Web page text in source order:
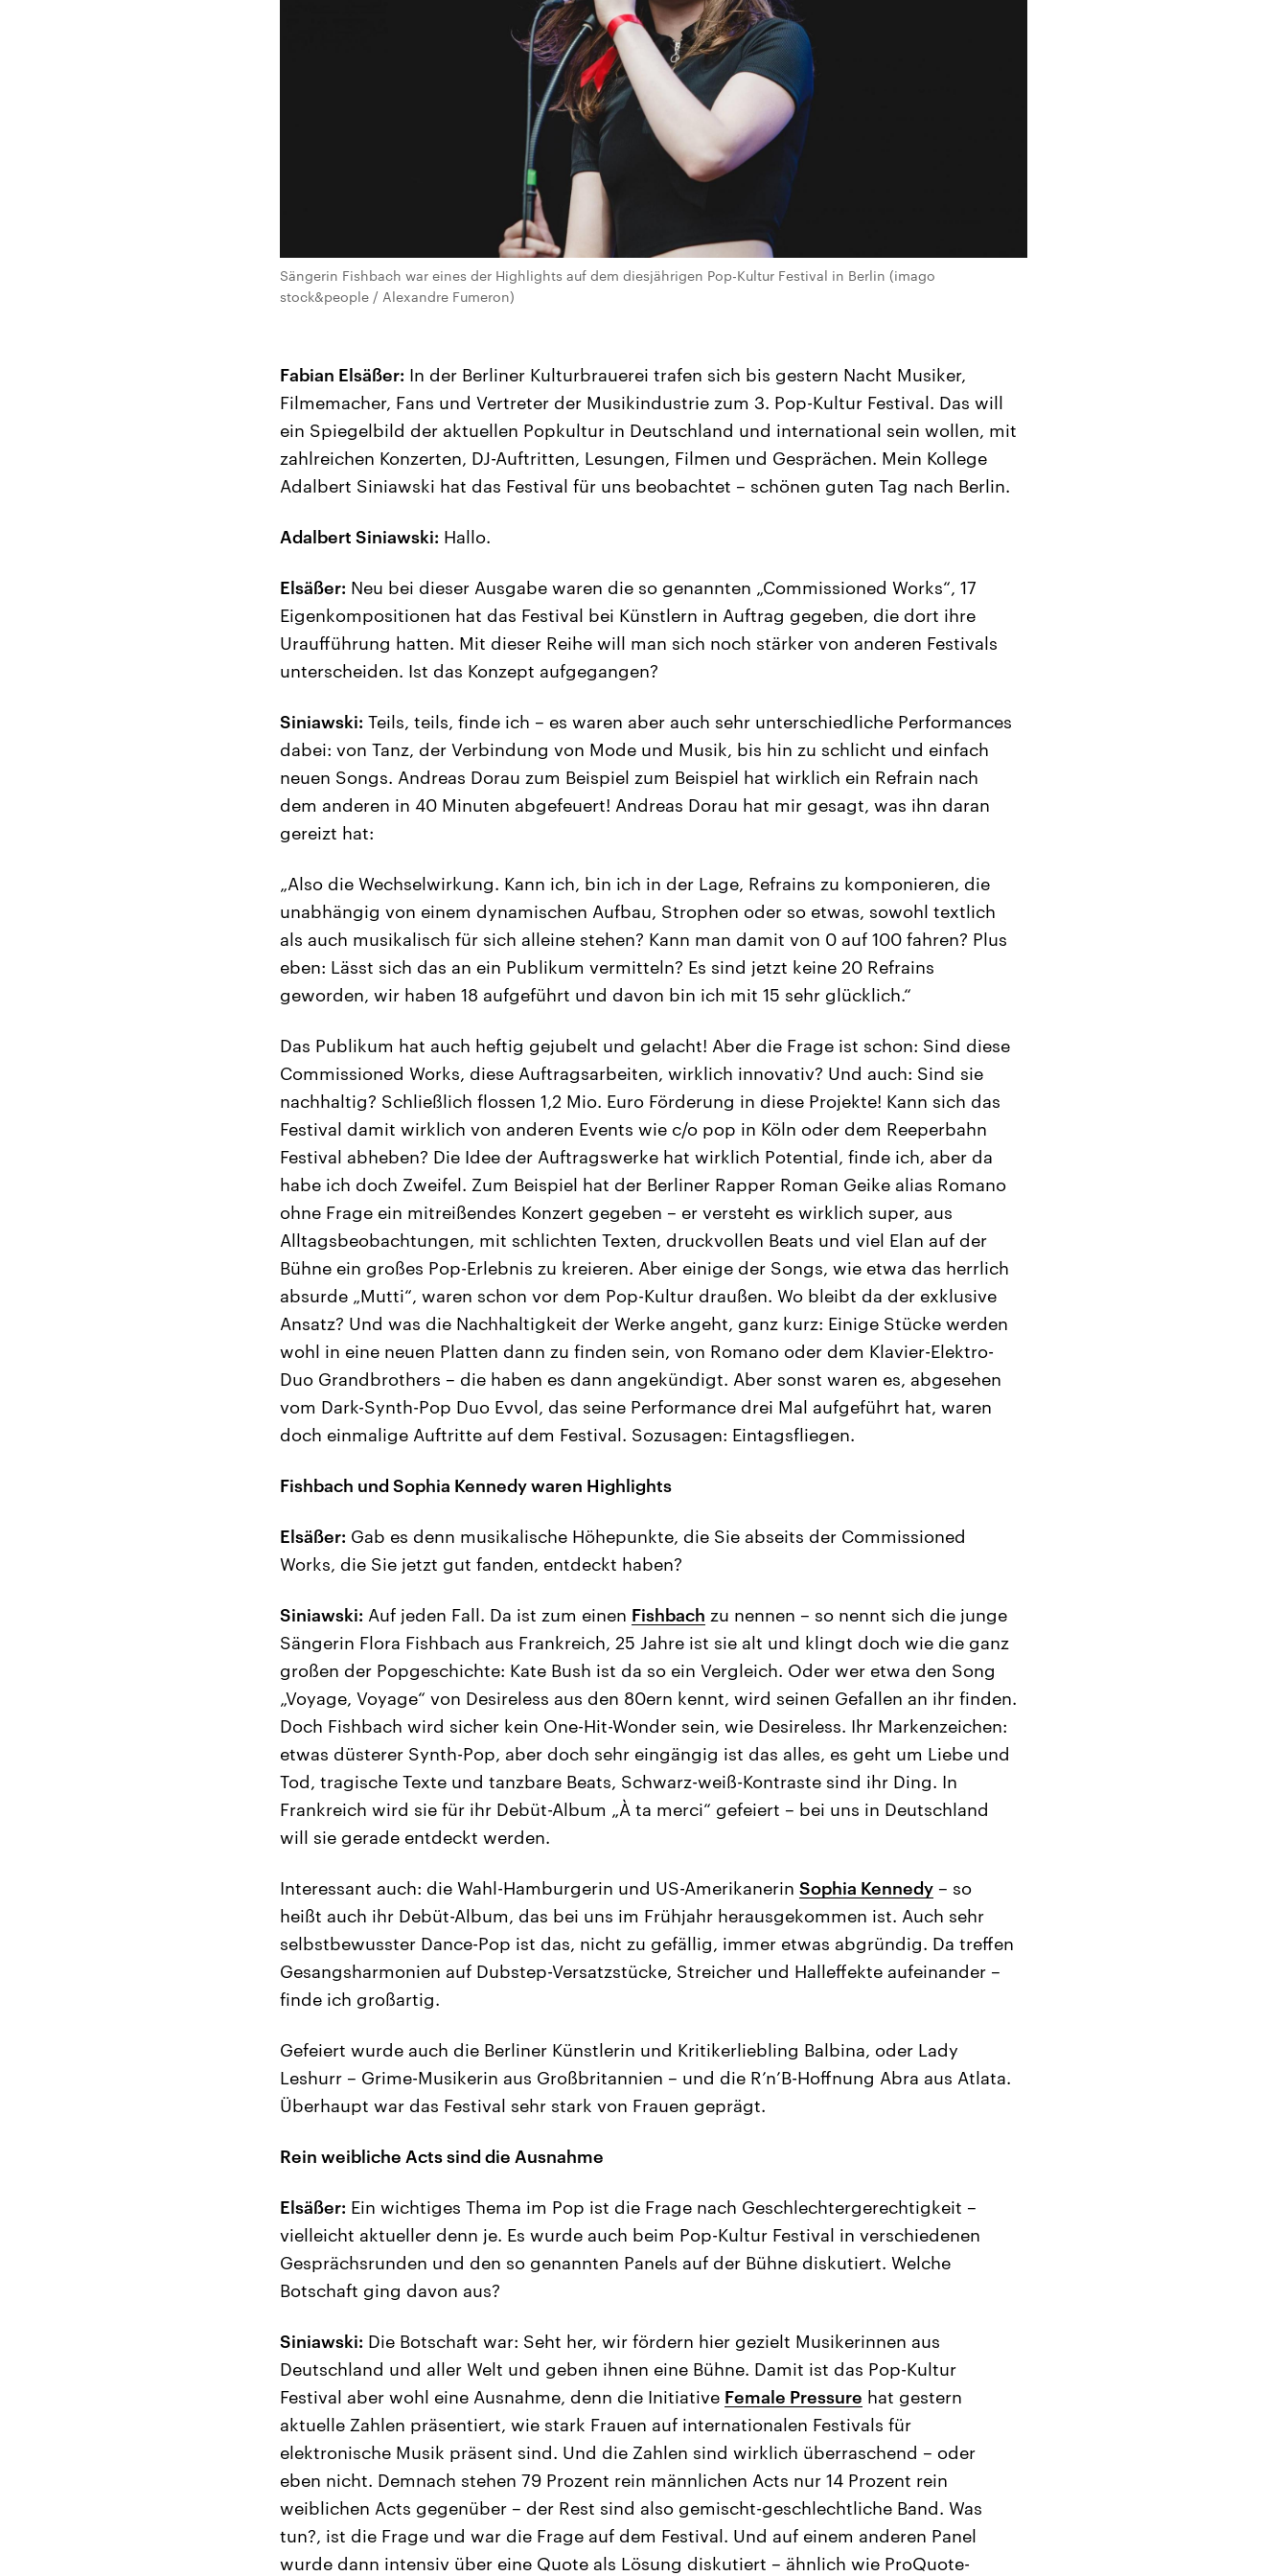
Sängerin Fishbach war eines der Highlights auf dem diesjährigen Pop-Kultur Festival in Berlin (imago
stock&people / Alexandre Fumeron)
Fabian Elsäßer: In der Berliner Kulturbrauerei trafen sich bis gestern Nacht Musiker,
Filmemacher, Fans und Vertreter der Musikindustrie zum 3. Pop-Kultur Festival. Das will
ein Spiegelbild der aktuellen Popkultur in Deutschland und international sein wollen, mit
zahlreichen Konzerten, DJ-Auftritten, Lesungen, Filmen und Gesprächen. Mein Kollege
Adalbert Siniawski hat das Festival für uns beobachtet – schönen guten Tag nach Berlin.
Adalbert Siniawski: Hallo.
Elsäßer: Neu bei dieser Ausgabe waren die so genannten „Commissioned Works“, 17
Eigenkompositionen hat das Festival bei Künstlern in Auftrag gegeben, die dort ihre
Uraufführung hatten. Mit dieser Reihe will man sich noch stärker von anderen Festivals
unterscheiden. Ist das Konzept aufgegangen?
Siniawski: Teils, teils, finde ich – es waren aber auch sehr unterschiedliche Performances
dabei: von Tanz, der Verbindung von Mode und Musik, bis hin zu schlicht und einfach
neuen Songs. Andreas Dorau zum Beispiel zum Beispiel hat wirklich ein Refrain nach
dem anderen in 40 Minuten abgefeuert! Andreas Dorau hat mir gesagt, was ihn daran
gereizt hat:
„Also die Wechselwirkung. Kann ich, bin ich in der Lage, Refrains zu komponieren, die
unabhängig von einem dynamischen Aufbau, Strophen oder so etwas, sowohl textlich
als auch musikalisch für sich alleine stehen? Kann man damit von 0 auf 100 fahren? Plus
eben: Lässt sich das an ein Publikum vermitteln? Es sind jetzt keine 20 Refrains
geworden, wir haben 18 aufgeführt und davon bin ich mit 15 sehr glücklich.“
Das Publikum hat auch heftig gejubelt und gelacht! Aber die Frage ist schon: Sind diese
Commissioned Works, diese Auftragsarbeiten, wirklich innovativ? Und auch: Sind sie
nachhaltig? Schließlich flossen 1,2 Mio. Euro Förderung in diese Projekte! Kann sich das
Festival damit wirklich von anderen Events wie c/o pop in Köln oder dem Reeperbahn
Festival abheben? Die Idee der Auftragswerke hat wirklich Potential, finde ich, aber da
habe ich doch Zweifel. Zum Beispiel hat der Berliner Rapper Roman Geike alias Romano
ohne Frage ein mitreißendes Konzert gegeben – er versteht es wirklich super, aus
Alltagsbeobachtungen, mit schlichten Texten, druckvollen Beats und viel Elan auf der
Bühne ein großes Pop-Erlebnis zu kreieren. Aber einige der Songs, wie etwa das herrlich
absurde „Mutti“, waren schon vor dem Pop-Kultur draußen. Wo bleibt da der exklusive
Ansatz? Und was die Nachhaltigkeit der Werke angeht, ganz kurz: Einige Stücke werden
wohl in eine neuen Platten dann zu finden sein, von Romano oder dem Klavier-Elektro-
Duo Grandbrothers – die haben es dann angekündigt. Aber sonst waren es, abgesehen
vom Dark-Synth-Pop Duo Evvol, das seine Performance drei Mal aufgeführt hat, waren
doch einmalige Auftritte auf dem Festival. Sozusagen: Eintagsfliegen.
Fishbach und Sophia Kennedy waren Highlights
Elsäßer: Gab es denn musikalische Höhepunkte, die Sie abseits der Commissioned
Works, die Sie jetzt gut fanden, entdeckt haben?
Siniawski: Auf jeden Fall. Da ist zum einen Fishbach zu nennen – so nennt sich die junge
Sängerin Flora Fishbach aus Frankreich, 25 Jahre ist sie alt und klingt doch wie die ganz
großen der Popgeschichte: Kate Bush ist da so ein Vergleich. Oder wer etwa den Song
„Voyage, Voyage“ von Desireless aus den 80ern kennt, wird seinen Gefallen an ihr finden.
Doch Fishbach wird sicher kein One-Hit-Wonder sein, wie Desireless. Ihr Markenzeichen:
etwas düsterer Synth-Pop, aber doch sehr eingängig ist das alles, es geht um Liebe und
Tod, tragische Texte und tanzbare Beats, Schwarz-weiß-Kontraste sind ihr Ding. In
Frankreich wird sie für ihr Debüt-Album „À ta merci“ gefeiert – bei uns in Deutschland
will sie gerade entdeckt werden.
Interessant auch: die Wahl-Hamburgerin und US-Amerikanerin Sophia Kennedy – so
heißt auch ihr Debüt-Album, das bei uns im Frühjahr herausgekommen ist. Auch sehr
selbstbewusster Dance-Pop ist das, nicht zu gefällig, immer etwas abgründig. Da treffen
Gesangsharmonien auf Dubstep-Versatzstücke, Streicher und Halleffekte aufeinander –
finde ich großartig.
Gefeiert wurde auch die Berliner Künstlerin und Kritikerliebling Balbina, oder Lady
Leshurr – Grime-Musikerin aus Großbritannien – und die R’n’B-Hoffnung Abra aus Atlata.
Überhaupt war das Festival sehr stark von Frauen geprägt.
Rein weibliche Acts sind die Ausnahme
Elsäßer: Ein wichtiges Thema im Pop ist die Frage nach Geschlechtergerechtigkeit –
vielleicht aktueller denn je. Es wurde auch beim Pop-Kultur Festival in verschiedenen
Gesprächsrunden und den so genannten Panels auf der Bühne diskutiert. Welche
Botschaft ging davon aus?
Siniawski: Die Botschaft war: Seht her, wir fördern hier gezielt Musikerinnen aus
Deutschland und aller Welt und geben ihnen eine Bühne. Damit ist das Pop-Kultur
Festival aber wohl eine Ausnahme, denn die Initiative Female Pressure hat gestern
aktuelle Zahlen präsentiert, wie stark Frauen auf internationalen Festivals für
elektronische Musik präsent sind. Und die Zahlen sind wirklich überraschend – oder
eben nicht. Demnach stehen 79 Prozent rein männlichen Acts nur 14 Prozent rein
weiblichen Acts gegenüber – der Rest sind also gemischt-geschlechtliche Band. Was
tun?, ist die Frage und war die Frage auf dem Festival. Und auf einem anderen Panel
wurde dann intensiv über eine Quote als Lösung diskutiert – ähnlich wie ProQuote-